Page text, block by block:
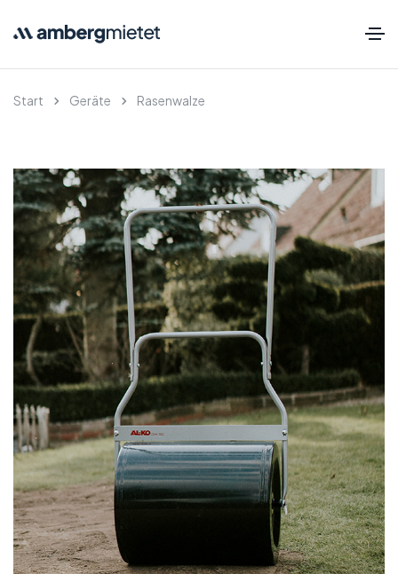
Start Geräte Rasenwalze